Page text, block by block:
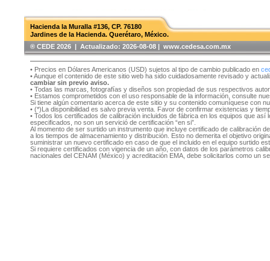
Hacienda la Muralla #136, CP. 76180
Jardines de la Hacienda. Querétaro, México.
®️ CEDE 2026 | Actualizado: 2026-08-08 | www.cedesa.com.mx
• Precios en Dólares Americanos (USD) sujetos al tipo de cambio publicado en
• Aunque el contenido de este sitio web ha sido cuidadosamente revisado y
cambiar sin previo aviso.
• Todas las marcas, fotografías y diseños son propiedad de sus respectivos
• Estamos comprometidos con el uso responsable de la información, consulte
Si tiene algún comentario acerca de este sitio y su contenido comuníquese con
• (*)La disponibilidad es salvo previa venta. Favor de confirmar existencias y
• Todos los certificados de calibración incluidos de fábrica en los equipos que
especificados, no son un servició de certificación “en si”.
Al momento de ser surtido un instrumento que incluye certificado de calibración
a los tiempos de almacenamiento y distribución. Esto no demerita el objetivo
suministrar un nuevo certificado en caso de que el incluido en el equipo surtido
Si requiere certificados con vigencia de un año, con datos de los parámetros
nacionales del CENAM (México) y acreditación EMA, debe solicitarlos como un